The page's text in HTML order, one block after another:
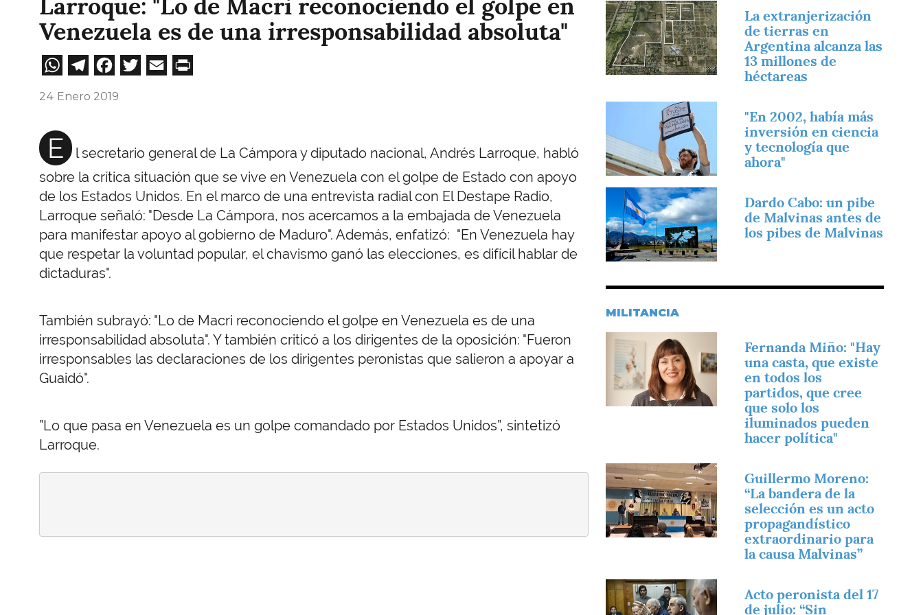
Larroque: "Lo de Macri reconociendo el golpe en
Venezuela es de una irresponsabilidad absoluta"
WhatsApp
Telegram
Facebook
Twitter
Email
24 Enero 2019
E
l secretario general de La Cámpora y diputado nacional, Andrés Larroque, habló
sobre la crítica situación que se vive en Venezuela con el golpe de Estado con apoyo
de los Estados Unidos. En el marco de una entrevista radial con El Destape Radio,
Larroque señaló: "Desde La Cámpora, nos acercamos a la embajada de Venezuela
para manifestar apoyo al gobierno de Maduro". Además, enfatizó: "En Venezuela hay
que respetar la voluntad popular, el chavismo ganó las elecciones, es difícil hablar de
dictaduras".
También subrayó: "Lo de Macri reconociendo el golpe en Venezuela es de una
irresponsabilidad absoluta". Y también criticó a los dirigentes de la oposición: "Fueron
irresponsables las declaraciones de los dirigentes peronistas que salieron a apoyar a
Guaidó".
”Lo que pasa en Venezuela es un golpe comandado por Estados Unidos”, sintetizó
Larroque.
Imagen
La extranjerización
de tierras en
Argentina alcanza las
13 millones de
héctareas
"En 2002, había más
inversión en ciencia
y tecnología que
ahora"
Imagen
Dardo Cabo: un pibe
de Malvinas antes de
los pibes de Malvinas
MILITANCIA
Imagen
Fernanda Miño: "Hay
una casta, que existe
en todos los
partidos, que cree
que solo los
iluminados pueden
hacer política"
Imagen
Guillermo Moreno:
“La bandera de la
selección es un acto
propagandístico
extraordinario para
la causa Malvinas”
Imagen
Acto peronista del 17
de julio: “Sin